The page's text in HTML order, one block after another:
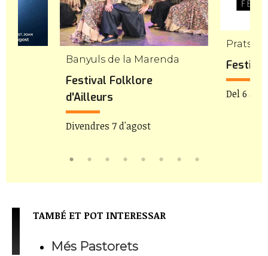
Banyuls de la Marenda
Festival Folklore
d'Ailleurs
Divendres 7 d'agost
Prats
Festival
Del 6 al
TAMBÉ ET POT INTERESSAR
Més Pastorets